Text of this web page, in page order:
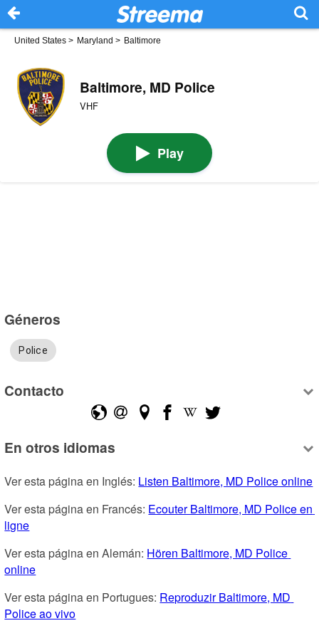
United States > Maryland > Baltimore
Baltimore, MD Police
VHF
Play
Géneros
Police
Contacto
En otros idiomas
Ver esta página en Inglés: Listen Baltimore, MD Police online
Ver esta página en Francés: Ecouter Baltimore, MD Police en
ligne
Ver esta página en Alemán: Hören Baltimore, MD Police
online
Ver esta página en Portugues: Reproduzir Baltimore, MD
Police ao vivo